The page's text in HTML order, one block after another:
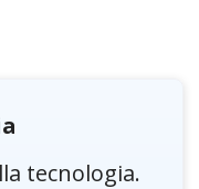
tecnologia.